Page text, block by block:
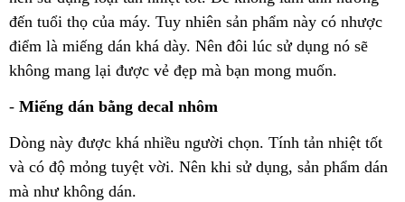
đến tuổi thọ của máy. Tuy nhiên sản phẩm này có nhược
điểm là miếng dán khá dày. Nên đôi lúc sử dụng nó sẽ
không mang lại được vẻ đẹp mà bạn mong muốn.
- Miếng dán bằng decal nhôm
Dòng này được khá nhiều người chọn. Tính tản nhiệt tốt
và có độ mỏng tuyệt vời. Nên khi sử dụng, sản phẩm dán
mà như không dán.